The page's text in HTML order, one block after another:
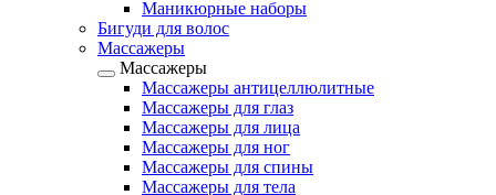
Маникюрные наборы
Бигуди для волос
Массажеры
Массажеры
Массажеры антицеллюлитные
Массажеры для глаз
Массажеры для лица
Массажеры для ног
Массажеры для спины
Массажеры для тела